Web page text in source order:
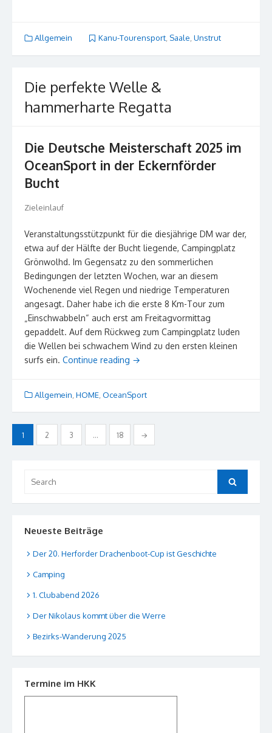
Allgemein Kanu-Tourensport, Saale, Unstrut
Die perfekte Welle &
hammerharte Regatta
Die Deutsche Meisterschaft 2025 im
OceanSport in der Eckernförder
Bucht
Zieleinlauf
Veranstaltungsstützpunkt für die diesjährige DM war der,
etwa auf der Hälfte der Bucht liegende, Campingplatz
Grönwolhd. Im Gegensatz zu den sommerlichen
Bedingungen der letzten Wochen, war an diesem
Wochenende viel Regen und niedrige Temperaturen
angesagt. Daher habe ich die erste 8 Km-Tour zum
„Einschwabbeln“ auch erst am Freitagvormittag
gepaddelt. Auf dem Rückweg zum Campingplatz luden
die Wellen bei schwachem Wind zu den ersten kleinen
surfs ein. Continue reading →
Allgemein HOME OceanSport
Seitennummerierung
der
1 2 3 … 18 →
for:
Search
Neueste Beiträge
Der 20. Herforder Drachenboot-Cup ist Geschichte
Camping
1. Clubabend 2026
Der Nikolaus kommt über die Werre
Bezirks-Wanderung 2025
Termine im HKK